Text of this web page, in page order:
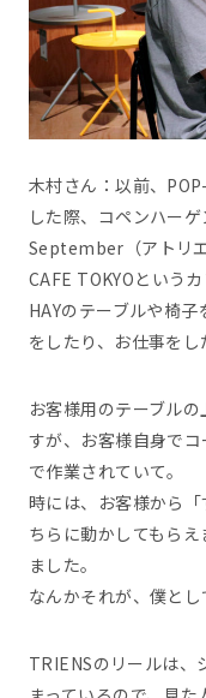
木村さん：以前、
した際、コペンハー
September（アトリ
CAFE TOKYOという
HAYのテーブルや椅
をしたり、お仕事をし
お客様用のテーブル
すが、お客様自身で
で作業されていて。
時には、お客様から
ちらに動かしてもら
ました。
なんかそれが、僕とし
TRIENSのリールは、